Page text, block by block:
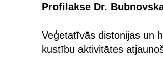
Profilakse Dr.
Veģetatīvās distonijas un
kustību aktivitātes